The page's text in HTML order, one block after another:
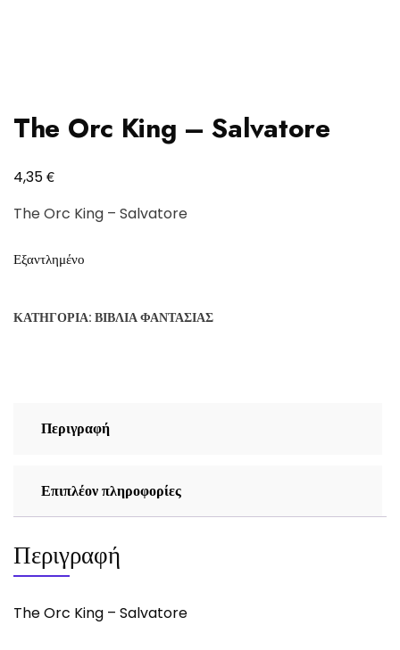
The Orc King – Salvatore
4,35€
The Orc King – Salvatore
Εξαντλημένο
ΚΑΤΗΓΟΡΊΑ: ΒΙΒΛΊΑ ΦΑΝΤΑΣΊΑΣ
Περιγραφή
Επιπλέον πληροφορίες
Περιγραφή
The Orc King – Salvatore